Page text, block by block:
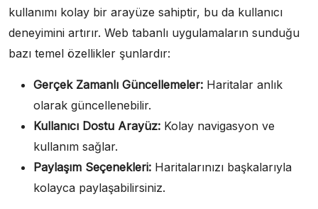
kullanımı kolay bir arayüze sahiptir, bu da kullanıcı
deneyimini artırır. Web tabanlı uygulamaların sunduğu
bazı temel özellikler şunlardır:
Gerçek Zamanlı Güncellemeler: Haritalar anlık
olarak güncellenebilir.
Kullanıcı Dostu Arayüz: Kolay navigasyon ve
kullanım sağlar.
Paylaşım Seçenekleri: Haritalarınızı başkalarıyla
kolayca paylaşabilirsiniz.